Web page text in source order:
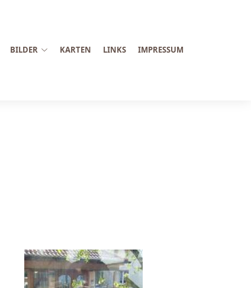
BILDER KARTEN LINKS IMPRESSUM